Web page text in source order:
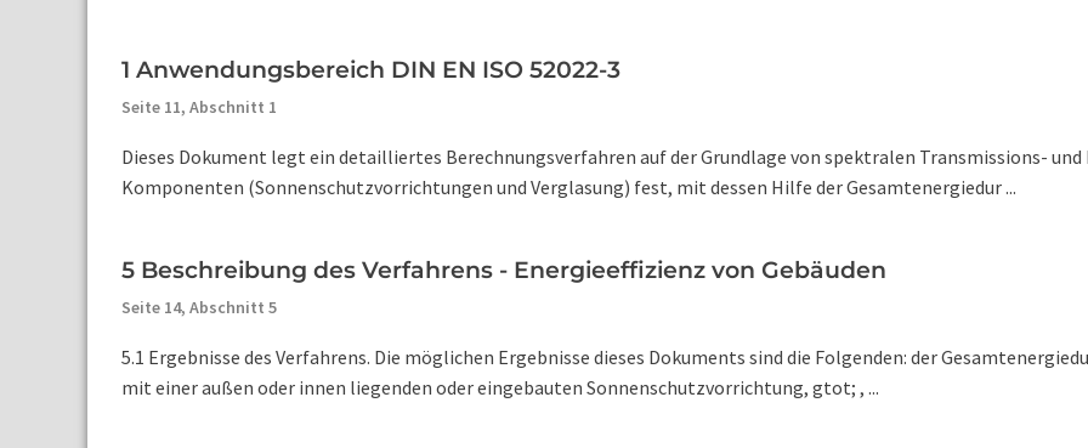
1 Anwendungsbereich DIN EN ISO 52022-3
Seite 11, Abschnitt 1
Dieses Dokument legt ein detailliertes Berechnungsverfahren auf der Grundlage von spektralen Transmissions-
Komponenten (Sonnenschutzvorrichtungen und Verglasung) fest, mit dessen Hilfe der Gesamtenergiedur ...
5 Beschreibung des Verfahrens - Energieeffizienz von Gebäuden
Seite 14, Abschnitt 5
5.1 Ergebnisse des Verfahrens. Die möglichen Ergebnisse dieses Dokuments sind die Folgenden: der
mit einer außen oder innen liegenden oder eingebauten Sonnenschutzvorrichtung, gtot; , ...